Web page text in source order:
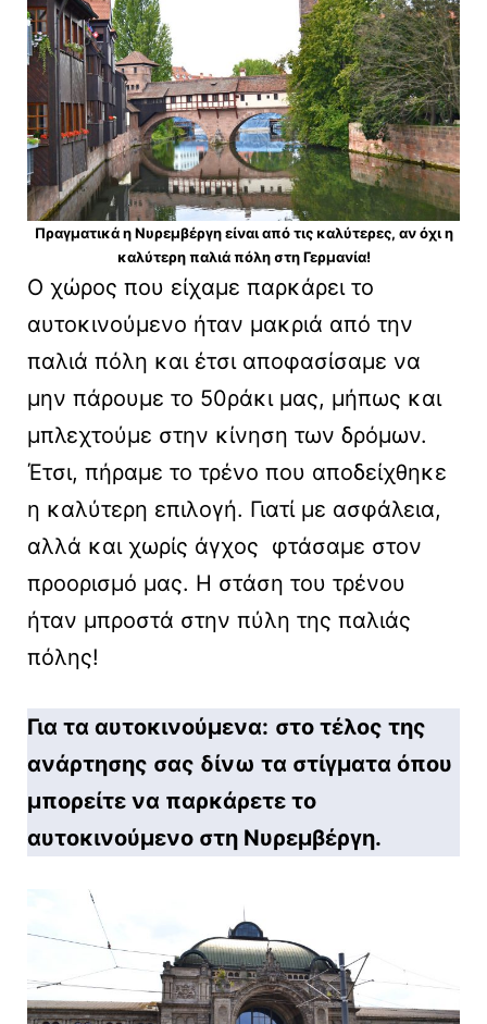
Πραγματικά η Νυρεμβέργη είναι από τις καλύτερες, αν όχι η
καλύτερη παλιά πόλη στη Γερμανία!
Ο χώρος που είχαμε παρκάρει το
αυτοκινούμενο ήταν μακριά από την
παλιά πόλη και έτσι αποφασίσαμε να
μην πάρουμε το 50ράκι μας, μήπως και
μπλεχτούμε στην κίνηση των δρόμων.
Έτσι, πήραμε το τρένο που αποδείχθηκε
η καλύτερη επιλογή. Γιατί με ασφάλεια,
αλλά και χωρίς άγχος φτάσαμε στον
προορισμό μας. Η στάση του τρένου
ήταν μπροστά στην πύλη της παλιάς
πόλης!
Για τα αυτοκινούμενα: στο τέλος της
ανάρτησης σας δίνω τα στίγματα όπου
μπορείτε να παρκάρετε το
αυτοκινούμενο στη Νυρεμβέργη.